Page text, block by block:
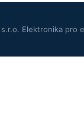
s.r.o. Elektronika